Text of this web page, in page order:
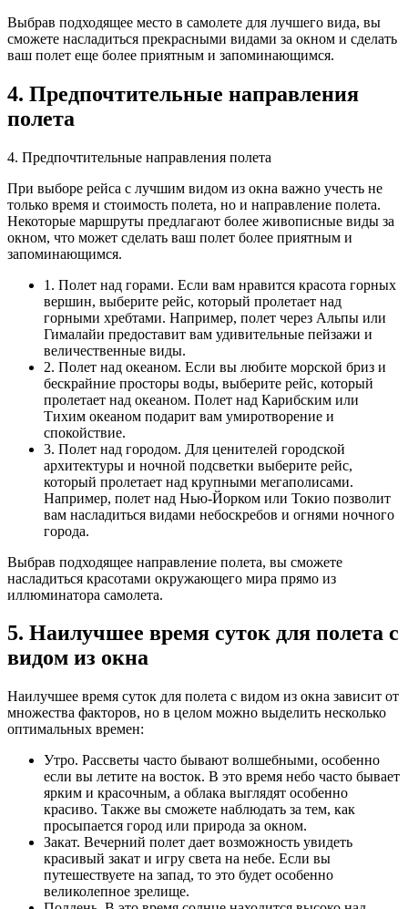
Выбрав подходящее место в самолете для лучшего вида, вы
сможете насладиться прекрасными видами за окном и сделать
ваш полет еще более приятным и запоминающимся.
4. Предпочтительные направления
полета
4. Предпочтительные направления полета
При выборе рейса с лучшим видом из окна важно учесть не
только время и стоимость полета, но и направление полета.
Некоторые маршруты предлагают более живописные виды за
окном, что может сделать ваш полет более приятным и
запоминающимся.
1. Полет над горами. Если вам нравится красота горных
вершин, выберите рейс, который пролетает над
горными хребтами. Например, полет через Альпы или
Гималайи предоставит вам удивительные пейзажи и
величественные виды.
2. Полет над океаном. Если вы любите морской бриз и
бескрайние просторы воды, выберите рейс, который
пролетает над океаном. Полет над Карибским или
Тихим океаном подарит вам умиротворение и
спокойствие.
3. Полет над городом. Для ценителей городской
архитектуры и ночной подсветки выберите рейс,
который пролетает над крупными мегаполисами.
Например, полет над Нью-Йорком или Токио позволит
вам насладиться видами небоскребов и огнями ночного
города.
Выбрав подходящее направление полета, вы сможете
насладиться красотами окружающего мира прямо из
иллюминатора самолета.
5. Наилучшее время суток для полета с
видом из окна
Наилучшее время суток для полета с видом из окна зависит от
множества факторов, но в целом можно выделить несколько
оптимальных времен:
Утро. Рассветы часто бывают волшебными, особенно
если вы летите на восток. В это время небо часто бывает
ярким и красочным, а облака выглядят особенно
красиво. Также вы сможете наблюдать за тем, как
просыпается город или природа за окном.
Закат. Вечерний полет дает возможность увидеть
красивый закат и игру света на небе. Если вы
путешествуете на запад, то это будет особенно
великолепное зрелище.